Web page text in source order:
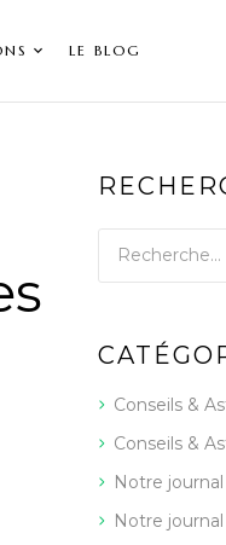
LE BLOG
Conseils &
Conseils &
Notre
Notre